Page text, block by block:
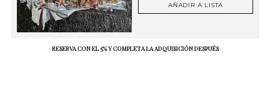
AÑADIR A LISTA
RESERVA CON EL 5% Y COMPLETA LA ADQUISICIÓN DESPUÉS